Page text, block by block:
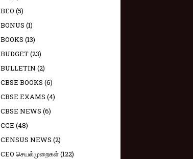
BEO (5)
BONUS (1)
BOOKS (13)
BUDGET(23)
BULLETIN (2)
CBSE BOOKS (6)
CBSE EXAMS (4)
CBSE NEWS (6)
CCE (48)
CENSUS NEWS (2)
CEO செயல்முறைகள்(122)